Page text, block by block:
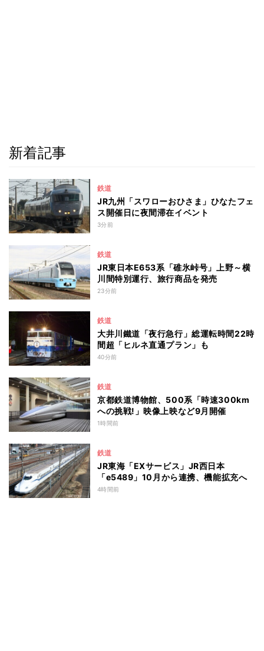
新着記事
鉄道
JR九州「スワローおひさま」ひなたフェ
ス開催日に夜間滞在イベント
3分前
鉄道
JR東日本E653系「碓氷峠号」上野～横
川間特別運行、旅行商品を発売
23分前
鉄道
大井川鐵道「夜行急行」総運転時間22時
間超「ヒルネ直通プラン」も
40分前
鉄道
京都鉄道博物館、500系「時速300km
への挑戦!」映像上映など9月開催
1時間前
鉄道
JR東海「EXサービス」JR西日本
「e5489」10月から連携、機能拡充へ
4時間前